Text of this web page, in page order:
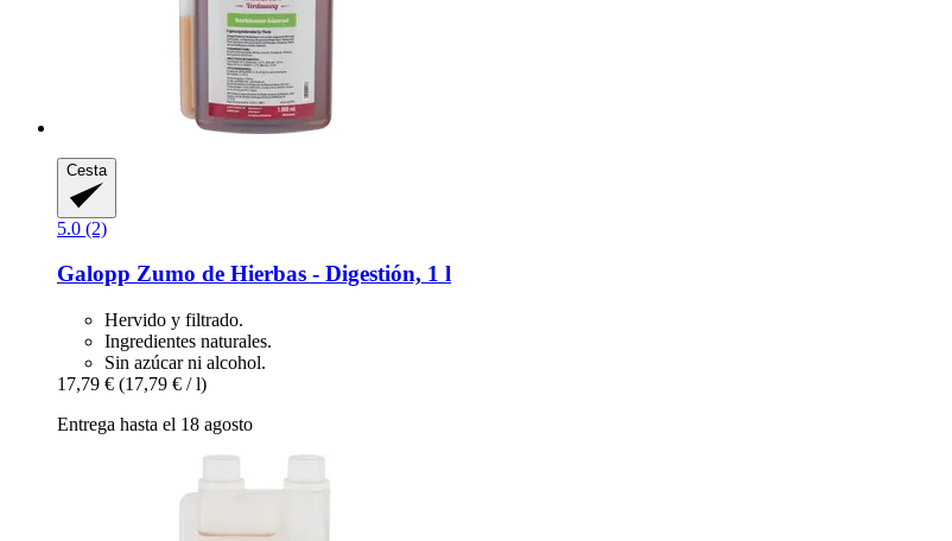
Cesta
5.0 (2)
Galopp Zumo de Hierbas -​ Digestión, 1 l
Hervido y filtrado.
Ingredientes naturales.
Sin azúcar ni alcohol.
17,79 € (17,79 € / l)
Entrega hasta el 18 agosto